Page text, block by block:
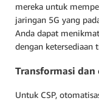
mereka untuk
jaringan 5G yang
Anda dapat
dengan ketersediaan
Transformasi dan
Untuk CSP,